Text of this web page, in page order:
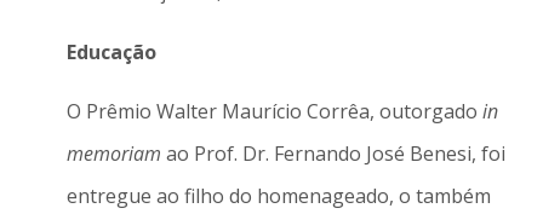
Educação
O Prêmio Walter Maurício Corrêa, outorgado in
memoriam ao Prof. Dr. Fernando José Benesi, foi
entregue ao filho do homenageado, o também